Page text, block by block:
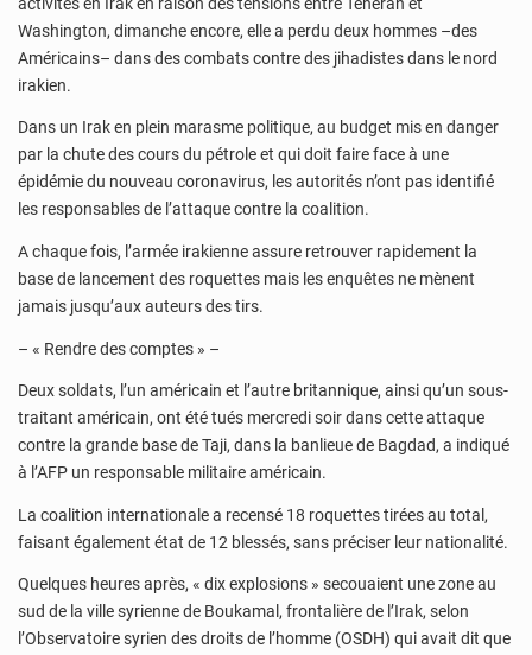
Washington, dimanche encore, elle a perdu deux hommes –des
Américains– dans des combats contre des jihadistes dans le nord
irakien.
Dans un Irak en plein marasme politique, au budget mis en danger
par la chute des cours du pétrole et qui doit faire face à une
épidémie du nouveau coronavirus, les autorités n’ont pas identifié
les responsables de l’attaque contre la coalition.
A chaque fois, l’armée irakienne assure retrouver rapidement la
base de lancement des roquettes mais les enquêtes ne mènent
jamais jusqu’aux auteurs des tirs.
– « Rendre des comptes » –
Deux soldats, l’un américain et l’autre britannique, ainsi qu’un sous-
traitant américain, ont été tués mercredi soir dans cette attaque
contre la grande base de Taji, dans la banlieue de Bagdad, a indiqué
à l’AFP un responsable militaire américain.
La coalition internationale a recensé 18 roquettes tirées au total,
faisant également état de 12 blessés, sans préciser leur nationalité.
Quelques heures après, « dix explosions » secouaient une zone au
sud de la ville syrienne de Boukamal, frontalière de l’Irak, selon
l’Observatoire syrien des droits de l’homme (OSDH) qui avait dit que